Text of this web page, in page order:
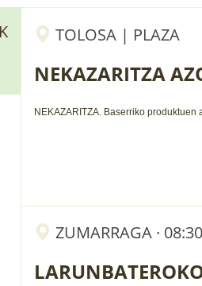
TOLOSA | PLAZA
NEKAZARITZA
NEKAZARITZA. Baserriko produktuen
ZUMARRAGA ·